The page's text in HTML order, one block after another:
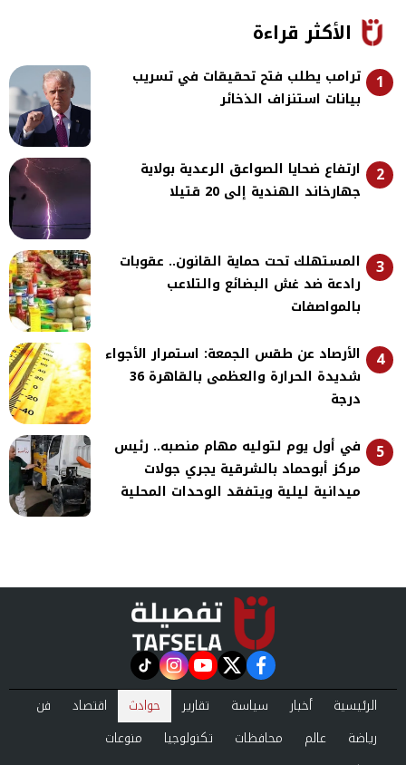
الأكثر قراءة
1
ترامب يطلب فتح تحقيقات في تسريب
بيانات استنزاف الذخائر
2
ارتفاع ضحايا الصواعق الرعدية بولاية
جهارخاند الهندية إلى 20 قتيلا
3
المستهلك تحت حماية القانون.. عقوبات
رادعة ضد غش البضائع والتلاعب
بالمواصفات
4
الأرصاد عن طقس الجمعة: استمرار الأجواء
شديدة الحرارة والعظمى بالقاهرة 36
درجة
5
في أول يوم لتوليه مهام منصبه.. رئيس
مركز أبوحماد بالشرقية يجري جولات
ميدانية ليلية ويتفقد الوحدات المحلية
facebook
twitter
youtube
instagram
tiktok
الرئيسية أخبار سياسة تقارير حوادث اقتصاد
فن
رياضة
عالم محافظات تكنولوجيا
منوعات